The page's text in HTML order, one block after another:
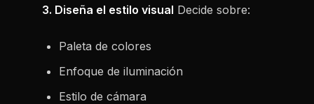
3. Diseña el estilo visual Decide sobre:
Paleta de colores
Enfoque de iluminación
Estilo de cámara